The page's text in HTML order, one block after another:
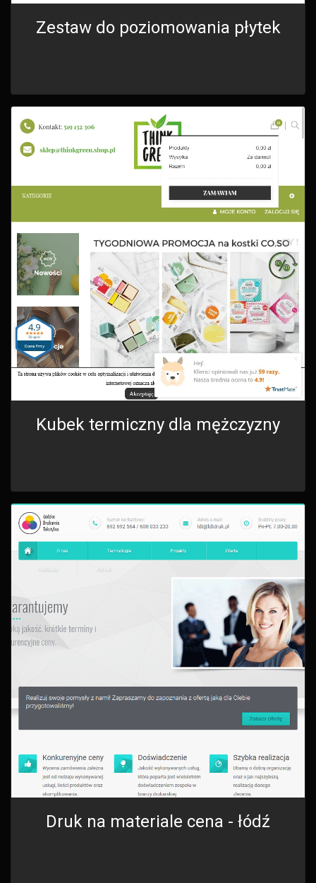
Zestaw do poziomowania płytek
Kubek termiczny dla mężczyzny
Druk na materiale cena - łódź